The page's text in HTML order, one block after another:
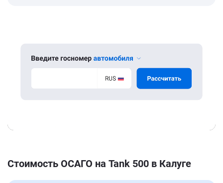
Стоимость ОСАГО на Tank 500 в Калуге